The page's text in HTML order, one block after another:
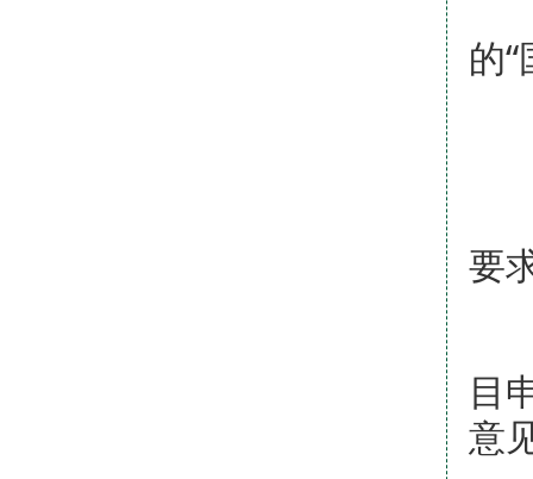
的
要
目
意